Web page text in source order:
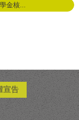
金核...
宣告